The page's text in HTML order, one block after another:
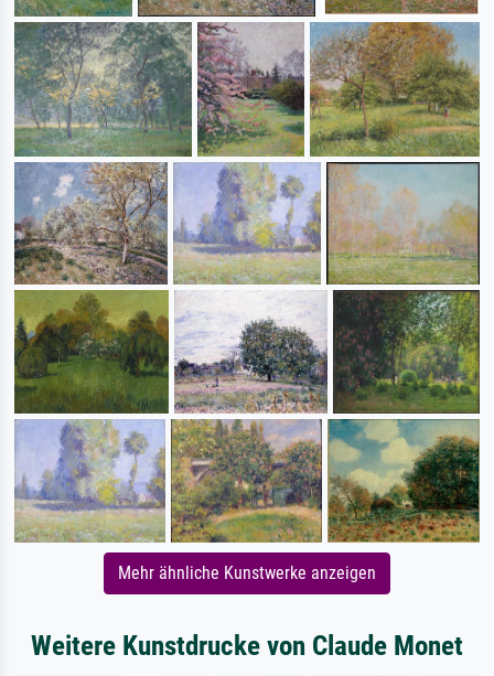
Mehr ähnliche Kunstwerke anzeigen
Weitere Kunstdrucke von Claude Monet